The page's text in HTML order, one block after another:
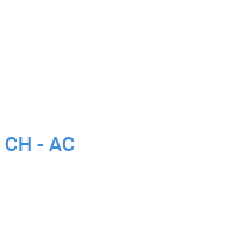
- AC